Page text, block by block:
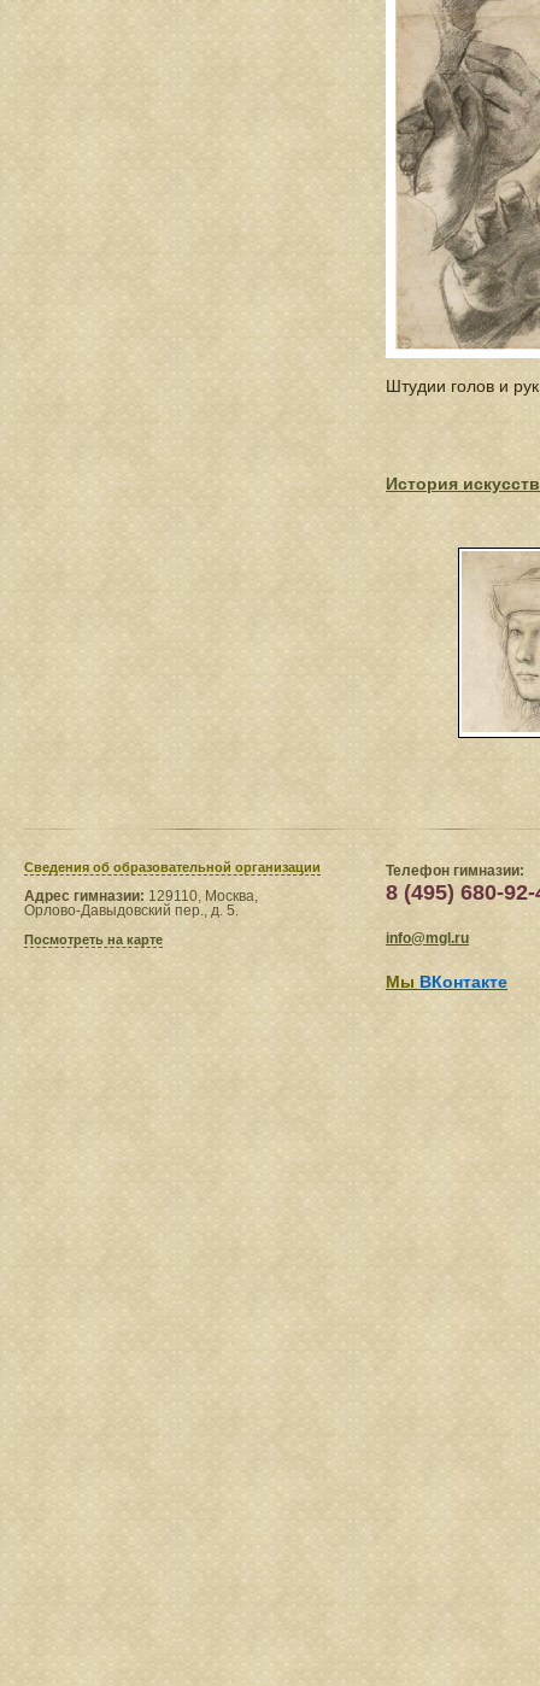
Штудии голов и
История
Сведения​ об образовательной организации
Адрес гимназии: 129110, Москва,
Орлово-Давыдовский пер., д. 5.
Посмотреть на карте
Телефон гимназии:
8 (495) 680-92-
info@mgl.ru
Мы ВКонтакте